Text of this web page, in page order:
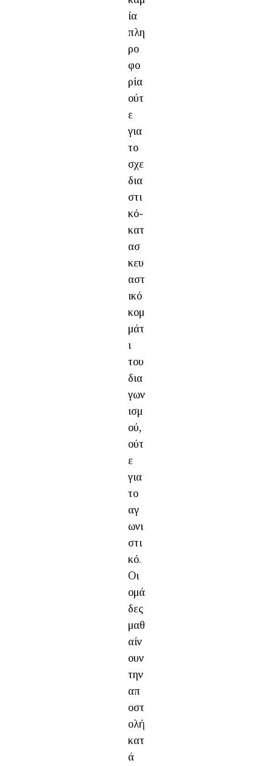
ία
πλη
ρο
φο
ρία
ούτ
ε
για
το
σχε
δια
στι
κό-
κατ
ασ
κευ
αστ
ικό
κομ
μάτ
ι
του
δια
γων
ισμ
ού,
ούτ
ε
για
το
αγ
ωνι
στι
κό.
Οι
ομά
δες
μαθ
αίν
ουν
την
απ
οστ
ολή
κατ
ά